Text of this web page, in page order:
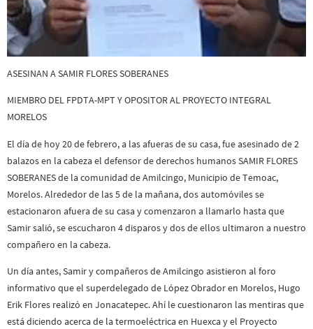
ASESINAN A SAMIR FLORES SOBERANES
MIEMBRO DEL FPDTA-MPT Y OPOSITOR AL PROYECTO INTEGRAL
MORELOS
El día de hoy 20 de febrero, a las afueras de su casa, fue asesinado de 2
balazos en la cabeza el defensor de derechos humanos SAMIR FLORES
SOBERANES de la comunidad de Amilcingo, Municipio de Temoac,
Morelos. Alrededor de las 5 de la mañana, dos automóviles se
estacionaron afuera de su casa y comenzaron a llamarlo hasta que
Samir salió, se escucharon 4 disparos y dos de ellos ultimaron a nuestro
compañero en la cabeza.
Un día antes, Samir y compañeros de Amilcingo asistieron al foro
informativo que el superdelegado de López Obrador en Morelos, Hugo
Erik Flores realizó en Jonacatepec. Ahí le cuestionaron las mentiras que
está diciendo acerca de la termoeléctrica en Huexca y el Proyecto